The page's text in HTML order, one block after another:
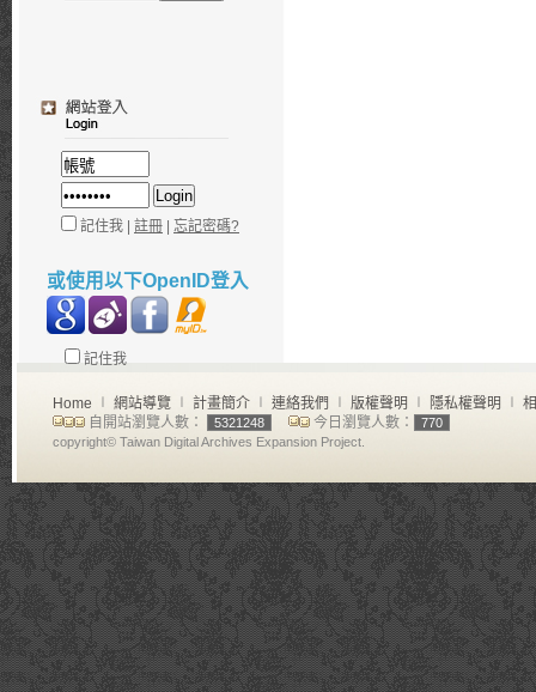
記住我 | 註冊 | 忘記密碼?
或使用以下OpenID登入
記住我
Home ∣ 網站導覽 ∣ 計畫簡介 ∣ 連絡我們 ∣ 版權聲明 ∣ 隱私權聲明 ∣
自開站瀏覽人數：
5321248 今日瀏覽人數：
770
copyright© Taiwan Digital Archives Expansion Project.